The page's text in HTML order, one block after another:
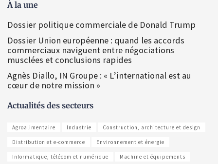
À la une
Dossier politique commerciale de Donald Trump
Dossier Union européenne : quand les accords
commerciaux naviguent entre négociations
musclées et conclusions rapides
Agnès Diallo, IN Groupe : « L’international est au
cœur de notre mission »
Actualités des secteurs
Agroalimentaire Industrie Construction, architecture et design
Distribution et e-commerce Environnement et énergie
Informatique, télécom et numérique Machine et équipements